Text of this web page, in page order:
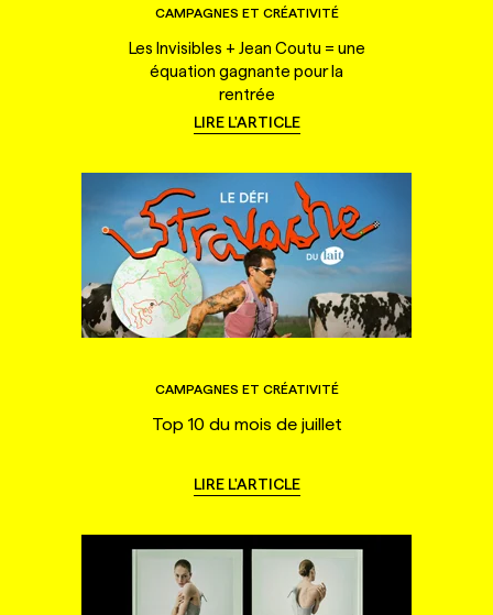
CAMPAGNES ET CRÉATIVITÉ
Les Invisibles + Jean Coutu = une
équation gagnante pour la
rentrée
LIRE L'ARTICLE
CAMPAGNES ET CRÉATIVITÉ
Top 10 du mois de juillet
LIRE L'ARTICLE